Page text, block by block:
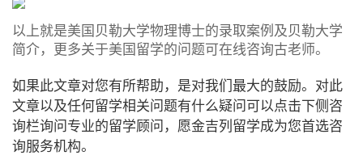
以上就是美国贝勒大学物理博士的录取案例及贝勒大学
简介，更多关于美国留学的问题可在线咨询古老师。
如果此文章对您有所帮助，是对我们最大的鼓励。对此
文章以及任何留学相关问题有什么疑问可以点击下侧咨
询栏询问专业的留学顾问，愿金吉列留学成为您首选咨
询服务机构。